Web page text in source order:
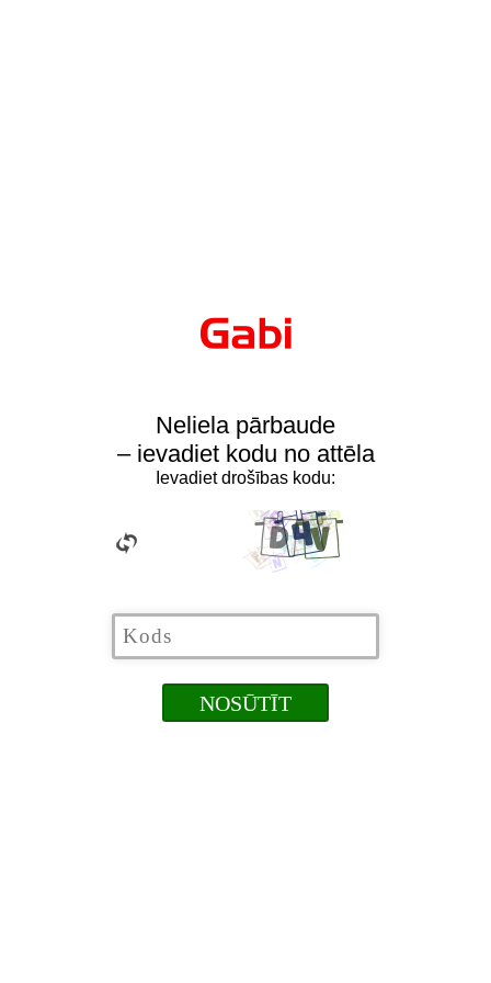
Neliela pārbaude
– ievadiet kodu no attēla
Ievadiet drošības kodu: